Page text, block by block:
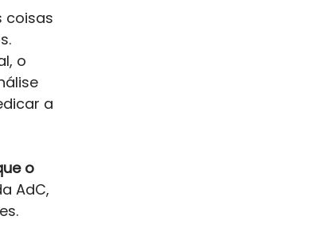
coisas
o
a
o
AdC,